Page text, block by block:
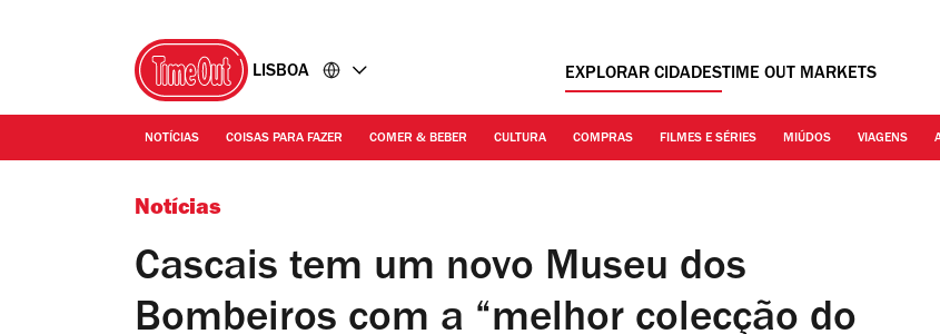
LISBOA EXPLORAR CIDADESTIME OUT MARKETS
NOTÍCIAS COISAS PARA FAZER COMER & BEBER CULTURA COMPRAS FILMES E SÉRIES MIÚDOS VIAGENS
Notícias
Cascais tem um novo Museu dos
Bombeiros com a “melhor colecção do